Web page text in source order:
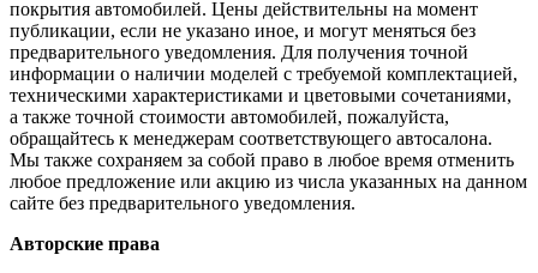
покрытия автомобилей. Цены действительны на момент
публикации, если не указано иное, и могут меняться без
предварительного уведомления. Для получения точной
информации о наличии моделей с требуемой комплектацией,
техническими характеристиками и цветовыми сочетаниями,
а также точной стоимости автомобилей, пожалуйста,
обращайтесь к менеджерам соответствующего автосалона.
Мы также сохраняем за собой право в любое время отменить
любое предложение или акцию из числа указанных на данном
сайте без предварительного уведомления.
Авторские права